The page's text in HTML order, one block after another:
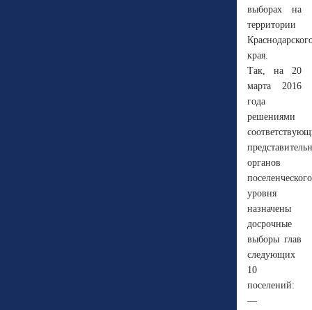
выборах на
территории
края.
Так, на 20
марта 2016
года
решениями
органов
поселенческого
уровня
назначены
досрочные
выборы глав
следующих
10
поселений:
—